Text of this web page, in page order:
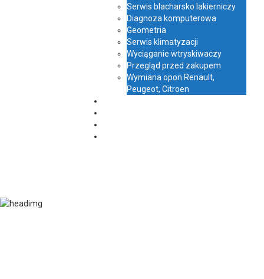
Serwis blacharsko lakierniczy
Diagnoza komputerowa
Geometria
Serwis klimatyzacji
Wyciąganie wtryskiwaczy
Przegląd przed zakupem
Wymiana opon Renault,
Peugeot, Citroen